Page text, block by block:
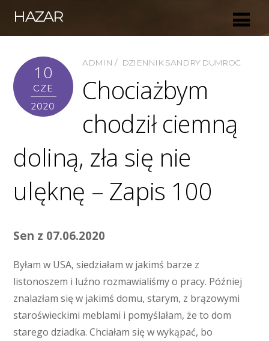
HAZAR
10
CZE
2020
ADMIN DZIENNIK SANDRY DUMROC
Chociażbym
chodził ciemną
doliną, zła się nie
ulęknę – Zapis 100
Sen z 07.06.2020
Byłam w USA, siedziałam w jakimś barze z
listonoszem i luźno rozmawialiśmy o pracy. Później
znalazłam się w jakimś domu, starym, z brązowymi
staroświeckimi meblami i pomyślałam, że to dom
starego dziadka. Chciałam się w wykąpać, bo